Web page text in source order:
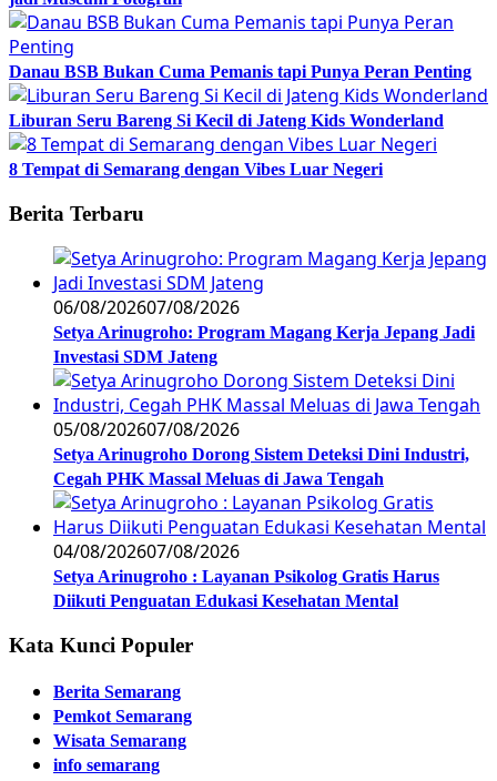
Danau BSB Bukan Cuma Pemanis tapi Punya Peran Penting
Liburan Seru Bareng Si Kecil di Jateng Kids Wonderland
8 Tempat di Semarang dengan Vibes Luar Negeri
Berita Terbaru
06/08/202607/08/2026
Setya Arinugroho: Program Magang Kerja Jepang Jadi
Investasi SDM Jateng
05/08/202607/08/2026
Setya Arinugroho Dorong Sistem Deteksi Dini Industri,
Cegah PHK Massal Meluas di Jawa Tengah
04/08/202607/08/2026
Setya Arinugroho : Layanan Psikolog Gratis Harus
Diikuti Penguatan Edukasi Kesehatan Mental
Kata Kunci Populer
Berita Semarang
Pemkot Semarang
Wisata Semarang
info semarang